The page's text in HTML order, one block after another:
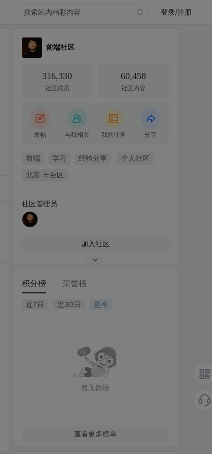
登录/注册
前端社区
316,330
社区成员
60,458
社区内容
发帖 与我相关 我的任务 分享
前端 学习 经验分享 个人社区
北京·丰台区
社区管理员
加入社区
积分榜 荣誉榜
近7日 近30日 至今
暂无数据
查看更多榜单